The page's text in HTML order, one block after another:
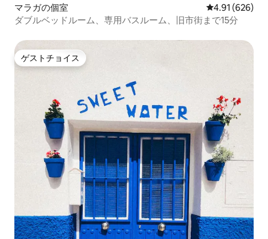
マラガの個室 レビュー626
4.91 (626)
ダブルベッドルーム、専用バスルーム、旧市街まで15分
ゲストチョイス
ゲストチョイス